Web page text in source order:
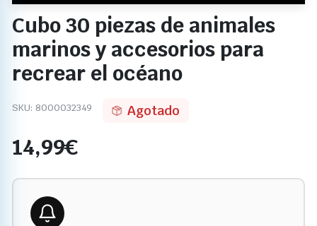
Cubo 30 piezas de animales
marinos y accesorios para
recrear el océano
SKU: 8000032349 Agotado
14,99€